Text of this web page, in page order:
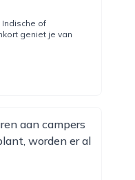
of
geniet je van
aan campers
worden er al